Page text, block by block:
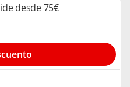
desde 75€